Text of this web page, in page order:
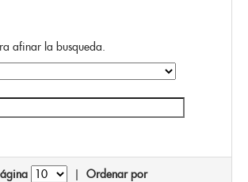
afinar la busqueda.
| Ordenar por